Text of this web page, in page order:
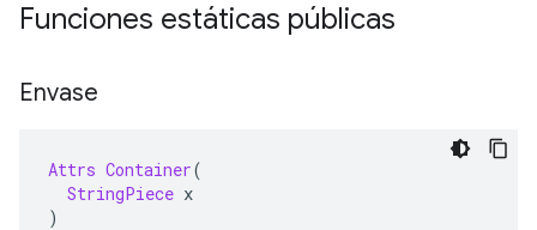
Funciones estáticas públicas
Envase
Attrs Container(
StringPiece x
)